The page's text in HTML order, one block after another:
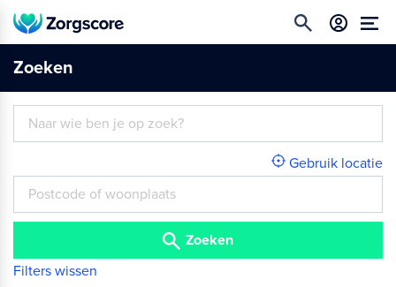
Zoeken
Gebruik locatie
Zoeken
Filters wissen